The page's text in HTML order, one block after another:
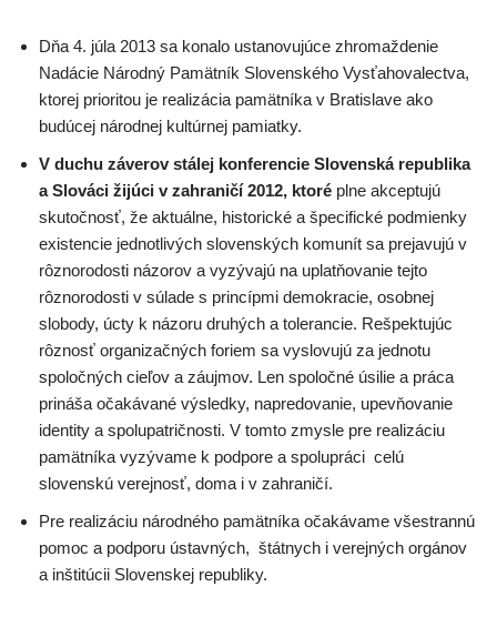
Dňa 4. júla 2013 sa konalo ustanovujúce zhromaždenie
Nadácie Národný Pamätník Slovenského Vysťahovalectva,
ktorej prioritou je realizácia pamätníka v Bratislave ako
budúcej národnej kultúrnej pamiatky.
V duchu záverov stálej konferencie Slovenská republika
a Slováci žijúci v zahraničí 2012, ktoré plne akceptujú
skutočnosť, že aktuálne, historické a špecifické podmienky
existencie jednotlivých slovenských komunít sa prejavujú v
rôznorodosti názorov a vyzývajú na uplatňovanie tejto
rôznorodosti v súlade s princípmi demokracie, osobnej
slobody, úcty k názoru druhých a tolerancie. Rešpektujúc
rôznosť organizačných foriem sa vyslovujú za jednotu
spoločných cieľov a záujmov. Len spoločné úsilie a práca
prináša očakávané výsledky, napredovanie, upevňovanie
identity a spolupatričnosti. V tomto zmysle pre realizáciu
pamätníka vyzývame k podpore a spolupráci celú
slovenskú verejnosť, doma i v zahraničí.
Pre realizáciu národného pamätníka očakávame všestrannú
pomoc a podporu ústavných, štátnych i verejných orgánov
a inštitúcii Slovenskej republiky.